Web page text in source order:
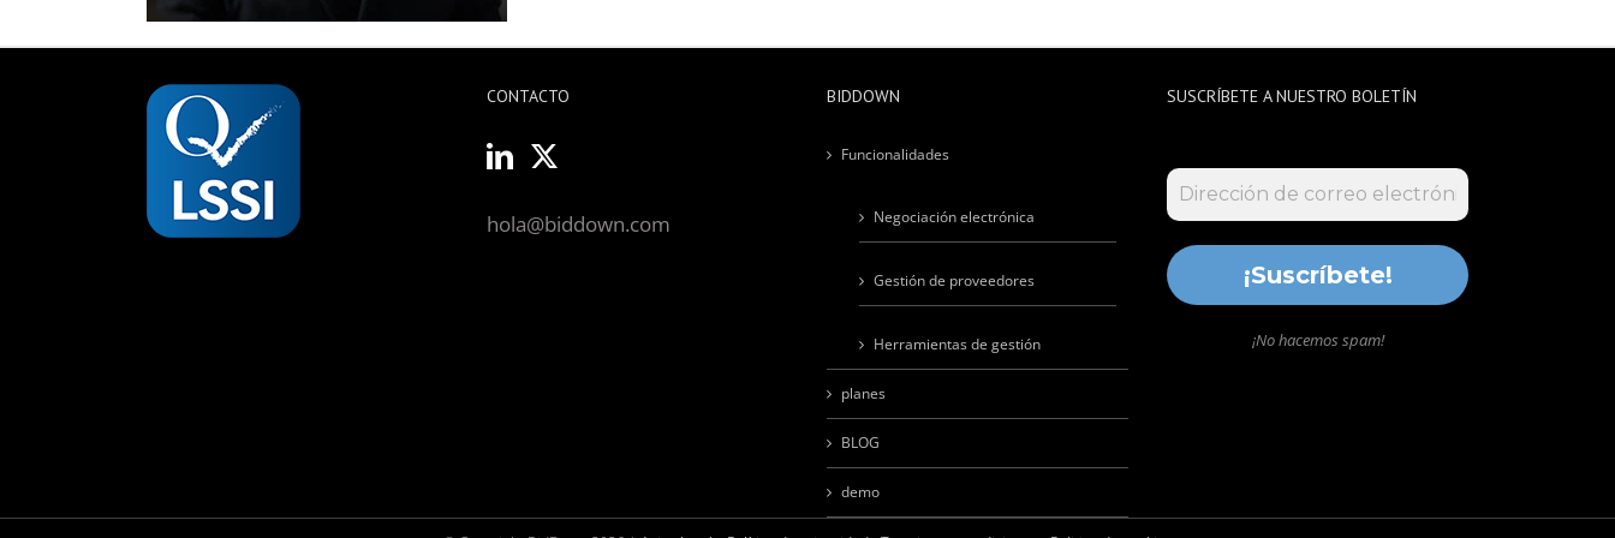
CONTACTO
hola@biddown.com
BIDDOWN
Funcionalidades
Negociación electrónica
Gestión de proveedores
Herramientas de gestión
planes
BLOG
demo
SUSCRÍBETE A NUESTRO BOLETÍN
¡No hacemos spam!